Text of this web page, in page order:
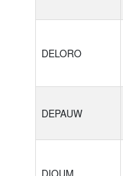
DELORO
DEPAUW
DIOUM